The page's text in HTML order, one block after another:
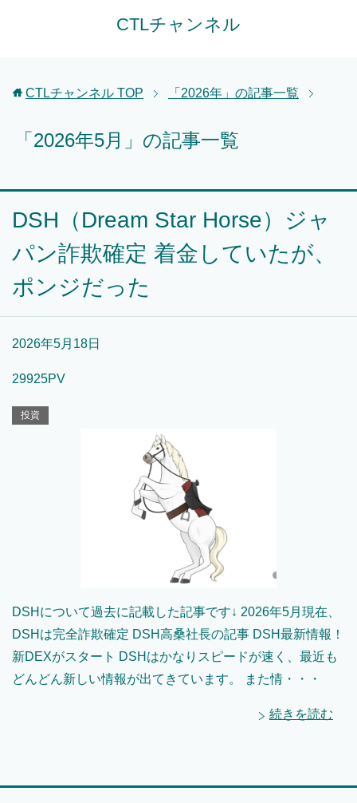
CTLチャンネル
CTLチャンネル TOP 「2026年」の記事一覧
「2026年5月」の記事一覧
DSH（Dream Star Horse）ジャ
パン詐欺確定 着金していたが、
ポンジだった
2026年5月18日
29925PV
投資
DSHについて過去に記載した記事です↓ 2026年5月現在、
DSHは完全詐欺確定 DSH高桑社長の記事 DSH最新情報！
新DEXがスタート DSHはかなりスピードが速く、最近も
どんどん新しい情報が出てきています。 また情・・・
続きを読む